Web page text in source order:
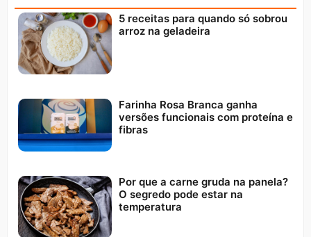
5 receitas para quando só sobrou
arroz na geladeira
Farinha Rosa Branca ganha
versões funcionais com proteína e
fibras
Por que a carne gruda na panela?
O segredo pode estar na
temperatura